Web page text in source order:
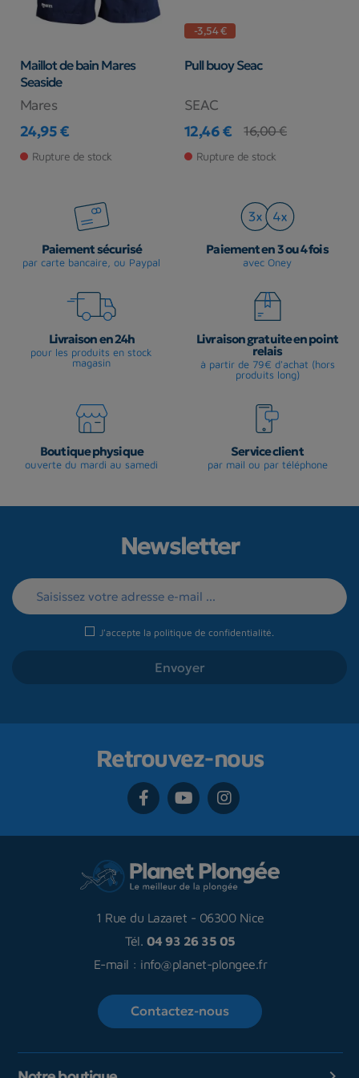
Maillot de bain Mares
Seaside
Mares
Prix
24,95 €
Rupture de stock
-3,54 €
Pull buoy Seac
SEAC
Prix
12,46 €
Prix de base
16,00 €
Rupture de stock
Paiement sécurisé
par carte bancaire, ou Paypal
Paiement en 3 ou 4 fois
avec Oney
Livraison en 24h
pour les produits en stock
magasin
Livraison gratuite en point
relais
à partir de 79€ d'achat (hors
produits long)
Boutique physique
ouverte du mardi au samedi
Service client
par mail ou par téléphone
Newsletter
J'accepte la politique de confidentialité
Retrouvez-nous
1 Rue du Lazaret - 06300 Nice
Tél. 04 93 26 35 05
E-mail : info@planet-plongee.fr
Contactez-nous